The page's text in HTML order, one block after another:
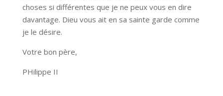
choses si différentes que je ne peux vous en dire
davantage. Dieu vous ait en sa sainte garde comme
je le désire.
Votre bon père,
PHilippe II